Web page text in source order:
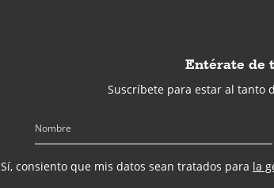
Entérate de
Suscríbete para estar al tanto
Sí, consiento que mis datos sean tratados para la